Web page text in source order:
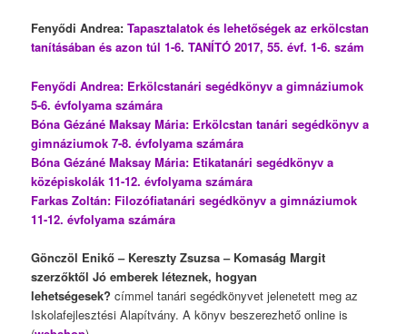
Fenyődi Andrea:Tapasztalatok és lehetőségek az erkölcstan
tanításában és azon túl 1-6.TANÍTÓ 2017, 55. évf. 1-6. szám
Fenyődi Andrea: Erkölcstanári segédkönyv a gimnáziumok
5-6. évfolyama számára
Bóna Gézáné Maksay Mária: Erkölcstan tanári segédkönyv a
gimnáziumok 7-8. évfolyama számára
Bóna Gézáné Maksay Mária: Etikatanári segédkönyv a
középiskolák 11-12. évfolyama számára
Farkas Zoltán: Filozófiatanári segédkönyv a gimnáziumok
11-12. évfolyama számára
Gönczöl Enikő – Kereszty Zsuzsa – Komaság Margit
szerzőktől Jó emberek léteznek, hogyan
lehetségesek? címmel tanári segédkönyvet jelenetett meg az
Iskolafejlesztési Alapítvány. A könyv beszerezhető online is